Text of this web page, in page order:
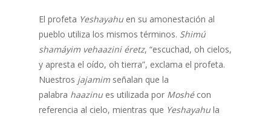
El profeta Yeshayahu en su amonestación al
pueblo utiliza los mismos términos. Shimú
shamáyim vehaazini éretz, “escuchad, oh cielos,
y apresta el oído, oh tierra”, exclama el profeta.
Nuestros jajamim señalan que la
palabra haazinu es utilizada por Moshécon
referencia al cielo, mientras que Yeshayahu la